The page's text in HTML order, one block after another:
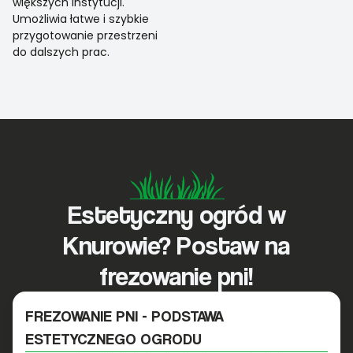
Umożliwia łatwe i szybkie
przygotowanie przestrzeni
do dalszych prac.
Estetyczny ogród w
Knurowie? Postaw na
frezowanie pni!
FREZOWANIE PNI - PODSTAWA
ESTETYCZNEGO OGRODU